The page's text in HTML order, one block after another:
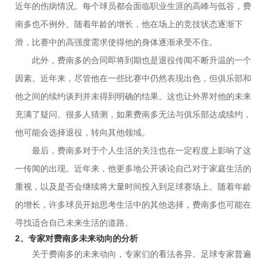
近年的伤病情况。每个球员都会面临职业生涯的高峰与低谷，费
南多也不例外。随着年龄的增长，他在场上的竞技状态逐渐下
滑，比赛中的高强度需求使得他的身体逐渐承受不住。
此外，费南多的合同即将到期也是退役传闻不断升温的一个
因素。近年来，尽管他在一些比赛中仍然表现出色，但俱乐部和
他之间的续约谈判并未得到明确的结果。这也让外界对他的未来
充满了疑问。很多人猜测，如果费南多无法与俱乐部达成续约，
他可能会选择退役，转向其他领域。
最后，费南多对于个人生活的关注也在一定程度上影响了这
一传闻的出现。近年来，他更多地公开谈论自己对于家庭生活的
重视，以及是否会继续将大量时间投入到足球赛场上。随着年龄
的增长，许多球员开始思考生活中的其他选择，费南多也可能在
寻找适合自己未来生活的道路。
2、专家对费南多未来动向的分析
关于费南多的未来动向，专家们的看法各异。足球专家普遍